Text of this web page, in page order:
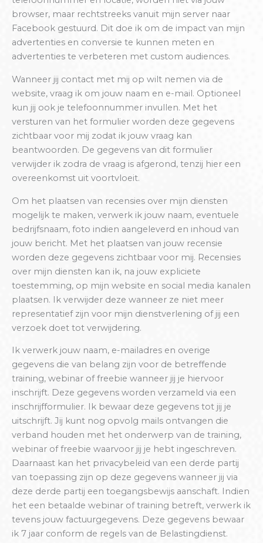
browser, maar rechtstreeks vanuit mijn server naar
Facebook gestuurd. Dit doe ik om de impact van mijn
advertenties en conversie te kunnen meten en
advertenties te verbeteren met custom audiences.
Wanneer jij contact met mij op wilt nemen via de
website, vraag ik om jouw naam en e-mail. Optioneel
kun jij ook je telefoonnummer invullen. Met het
versturen van het formulier worden deze gegevens
zichtbaar voor mij zodat ik jouw vraag kan
beantwoorden. De gegevens van dit formulier
verwijder ik zodra de vraag is afgerond, tenzij hier een
overeenkomst uit voortvloeit.
Om het plaatsen van recensies over mijn diensten
mogelijk te maken, verwerk ik jouw naam, eventuele
bedrijfsnaam, foto indien aangeleverd en inhoud van
jouw bericht. Met het plaatsen van jouw recensie
worden deze gegevens zichtbaar voor mij. Recensies
over mijn diensten kan ik, na jouw expliciete
toestemming, op mijn website en social media kanalen
plaatsen. Ik verwijder deze wanneer ze niet meer
representatief zijn voor mijn dienstverlening of jij een
verzoek doet tot verwijdering.
Ik verwerk jouw naam, e-mailadres en overige
gegevens die van belang zijn voor de betreffende
training, webinar of freebie wanneer jij je hiervoor
inschrijft. Deze gegevens worden verzameld via een
inschrijfformulier. Ik bewaar deze gegevens tot jij je
uitschrijft. Jij kunt nog opvolg mails ontvangen die
verband houden met het onderwerp van de training,
webinar of freebie waarvoor jij je hebt ingeschreven.
Daarnaast kan het privacybeleid van een derde partij
van toepassing zijn op deze gegevens wanneer jij via
deze derde partij een toegangsbewijs aanschaft. Indien
het een betaalde webinar of training betreft, verwerk ik
tevens jouw factuurgegevens. Deze gegevens bewaar
ik 7 jaar conform de regels van de Belastingdienst.